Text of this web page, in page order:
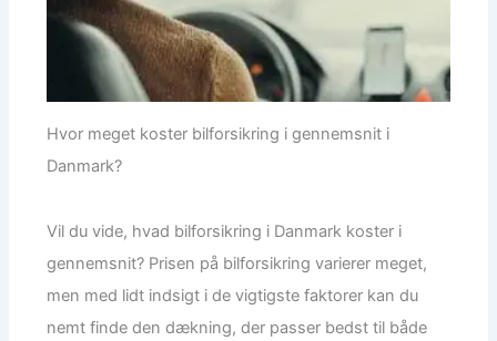
Hvor meget koster bilforsikring i gennemsnit i
Danmark?
Vil du vide, hvad bilforsikring i Danmark koster i
gennemsnit? Prisen på bilforsikring varierer meget,
men med lidt indsigt i de vigtigste faktorer kan du
nemt finde den dækning, der passer bedst til både